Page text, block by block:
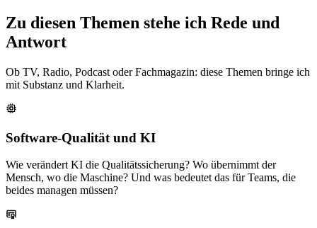
Zu diesen Themen stehe ich Rede und
Antwort
Ob TV, Radio, Podcast oder Fachmagazin: diese Themen bringe ich
mit Substanz und Klarheit.
Software-Qualität und KI
Wie verändert KI die Qualitätssicherung? Wo übernimmt der
Mensch, wo die Maschine? Und was bedeutet das für Teams, die
beides managen müssen?